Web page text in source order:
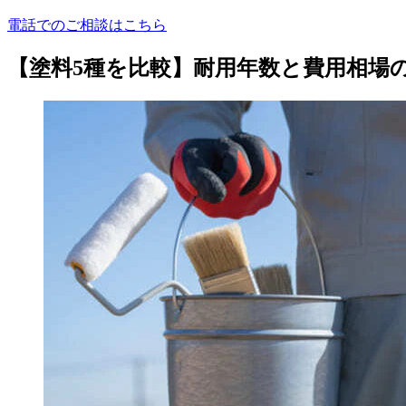
電話でのご相談はこちら
【塗料5種を比較】耐用年数と費用相場